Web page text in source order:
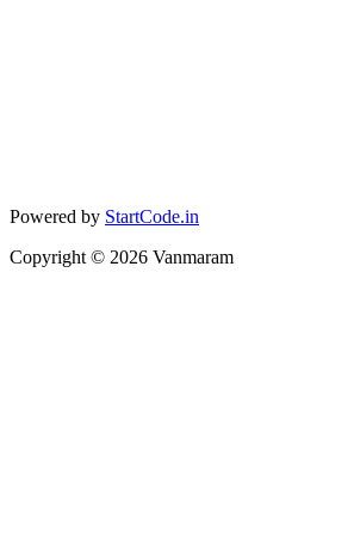
Powered by StartCode.in
Copyright © 2026 Vanmaram